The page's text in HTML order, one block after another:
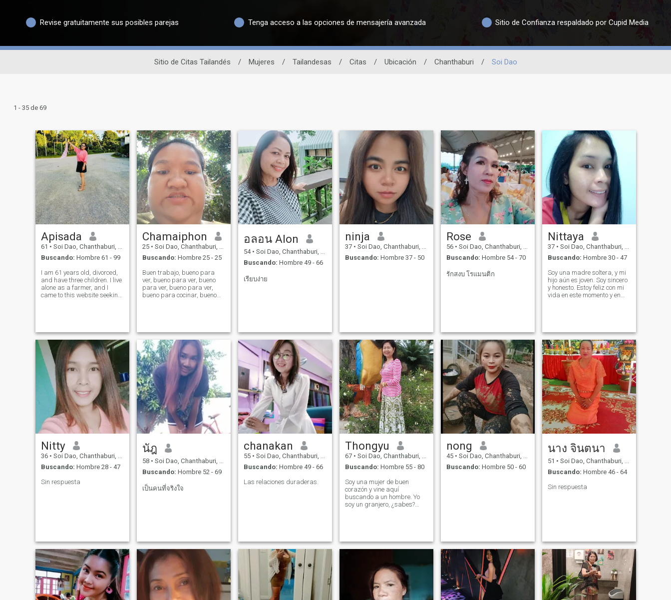
Revise gratuitamente sus posibles parejas Tenga acceso a las opciones de mensajería avanzada Sitio de Confianza respaldado por Cupid Media
Sitio de Citas Tailandés / Mujeres / Tailandesas / Citas / Ubicación / Chanthaburi / Soi Dao
1 - 35 de 69
Apisada
61 • Soi Dao, Chanthaburi, Tailandia
Buscando: Hombre 61 - 99
I am 61 years old, divorced,
and have three children. I live
alone as a farmer, and I
came to this website seeking
true life partner, someon
Chamaiphon
25 • Soi Dao, Chanthaburi, Tailandia
Buscando: Hombre 25 - 25
Buen trabajo, bueno para
ver, bueno para ver, bueno
para ver, bueno para ver,
bueno para cocinar, bueno
อลอน Alon
54 • Soi Dao, Chanthaburi, Tailandia
Buscando: Hombre 49 - 66
เรียบง่าย
ninja
37 • Soi Dao, Chanthaburi, Tailandia
Buscando: Hombre 37 - 50
Rose
56 • Soi Dao, Chanthaburi, Tailandia
Buscando: Hombre 54 - 70
รักสงบ โรแมนติก
Nittaya
37 • Soi Dao, Chanthaburi, Tailandia
Buscando: Hombre 30 - 47
Soy una madre soltera, y mi
hijo aún es joven. Soy sincero
y honesto. Estoy feliz con mi
vida en este momento y en
compartir esta felicidad con
él.
Nitty
36 • Soi Dao, Chanthaburi, Tailandia
Buscando: Hombre 28 - 47
Sin respuesta
นัฎ
58 • Soi Dao, Chanthaburi, Tailandia
Buscando: Hombre 52 - 69
เป็นคนที่จริงใจ
chanakan
55 • Soi Dao, Chanthaburi, Tailandia
Buscando: Hombre 49 - 66
Las relaciones duraderas.
Thongyu
67 • Soi Dao, Chanthaburi, Tailandia
Buscando: Hombre 55 - 80
Soy una mujer de buen
corazón y vine aquí
buscando a un hombre. Yo
soy un granjero, ¿sabes?
que esté abierto a aceptar y
creer en mí, un amigo, un
nong
45 • Soi Dao, Chanthaburi, Tailandia
Buscando: Hombre 50 - 60
นาง จินตนา
51 • Soi Dao, Chanthaburi, Tailandia
Buscando: Hombre 46 - 64
Sin respuesta